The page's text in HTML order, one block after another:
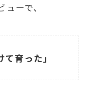
ーで、
育った」